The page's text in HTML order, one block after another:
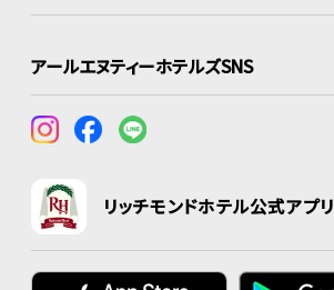
アールエヌティーホテルズSNS
リッチモンドホテル公式アプリ